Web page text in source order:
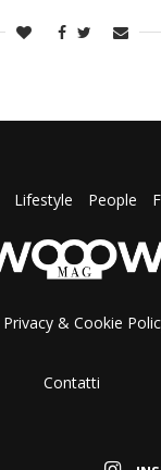
Lifestyle People
Privacy & Cookie
Contatti